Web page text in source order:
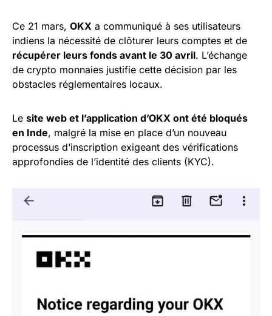
Ce 21 mars, OKX a communiqué à ses utilisateurs
indiens la nécessité de clôturer leurs comptes et de
récupérer leurs fonds avant le 30 avril. L’échange
de crypto monnaies justifie cette décision par les
obstacles réglementaires locaux.
Le site web et l’application d’OKX ont été bloqués
en Inde, malgré la mise en place d’un nouveau
processus d’inscription exigeant des vérifications
approfondies de l’identité des clients (KYC).